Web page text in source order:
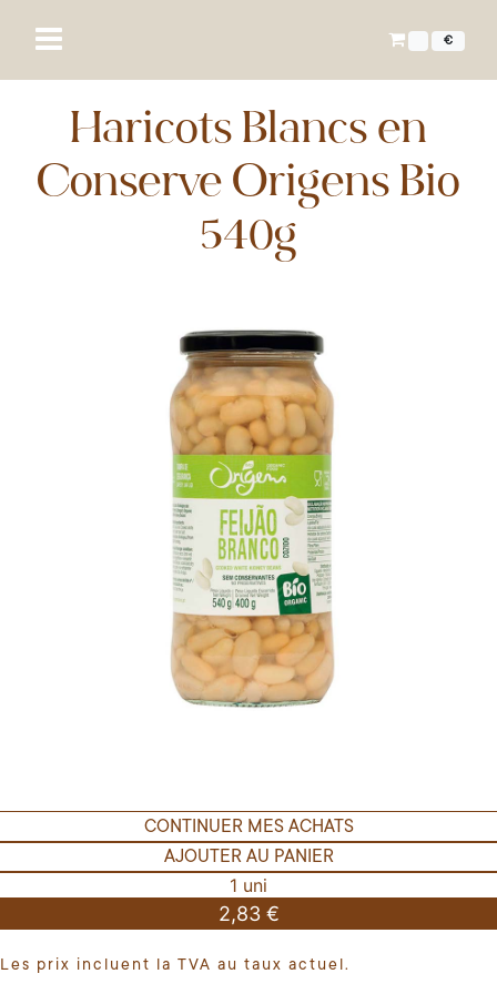
€
Haricots Blancs en
Conserve Origens Bio
540g
CONTINUER MES ACHATS
AJOUTER AU PANIER
1 uni
2,83 €
Les prix incluent la TVA au taux actuel.